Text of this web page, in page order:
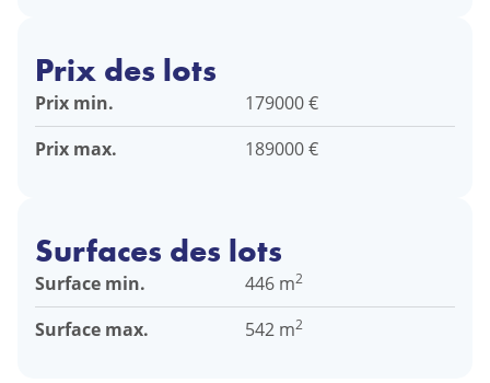
Prix des lots
Prix min.
179000 €
Prix max.
189000 €
Surfaces des lots
Surface min. 446 m2
Surface max. 542 m2